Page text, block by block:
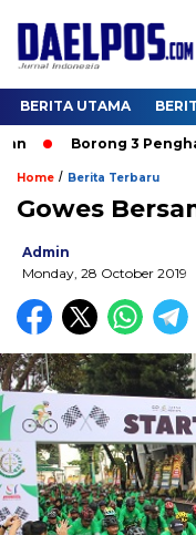
BERITA UTAMA
Borong 3
Home / Berita Terbaru
Gowes
Admin
Monday, 28 October 2019